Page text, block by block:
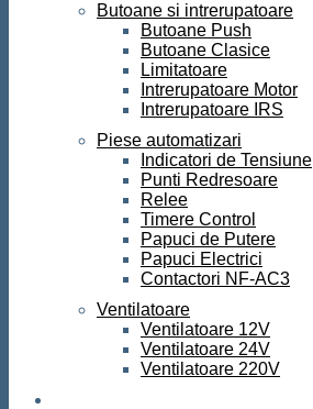
Butoane si intrerupatoare
Butoane Push
Butoane Clasice
Limitatoare
Intrerupatoare Motor
Intrerupatoare IRS
Piese automatizari
Indicatori de Tensiune
Punti Redresoare
Relee
Timere Control
Papuci de Putere
Papuci Electrici
Contactori NF-AC3
Ventilatoare
Ventilatoare 12V
Ventilatoare 24V
Ventilatoare 220V